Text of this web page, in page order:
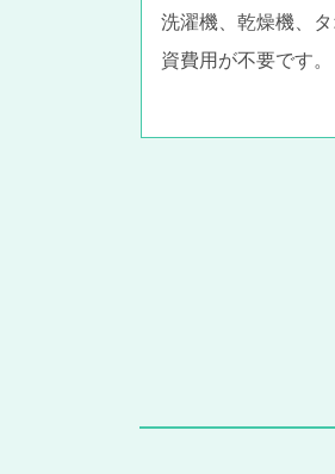
洗濯機、乾燥機、
資費用が不要です。